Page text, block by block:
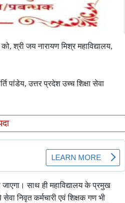
श्री जय नारायण मिश्र महाविद्यालय,
पांडेय, उत्तर प्रदेश उच्च शिक्षा सेवा
जाएगा। साथ ही महाविद्यालय के प्रमुख
निवृत कर्मचारी एवं शिक्षक गण भी